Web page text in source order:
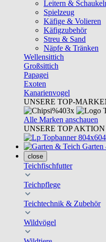
Leitern &
Spielzeug
Käfige & Volieren
Käfigzubehör
Streu & Sand
Näpfe & Tränken
Wellensittich
Großsittich
Papagei
Exoten
Kanarienvogel
UNSERE TOP-
Alle Marken anschauen
UNSERE TOP AKTION
Garten
close
Teichfischfutter
Teichpflege
Teichtechnik & Zubehör
Wildvögel